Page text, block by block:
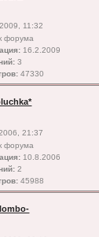
11:32
форума
16.2.2009
3
47330
21:37
форума
10.8.2006
2
45988